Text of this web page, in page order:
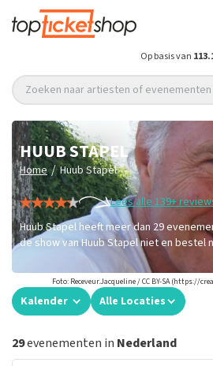
Op basis van
Zoeken naar artiesten of evenementen
HUUB STAPEL
Home / Huub Stapel
Lees alle 139+
Huub Stapel heeft meer dan 29
de show van Huub Stapel niet en bestel
Foto: Receveur.Jacqueline / CC BY-SA (https://
Kalender Alle Locaties
29evenementen in Nederland